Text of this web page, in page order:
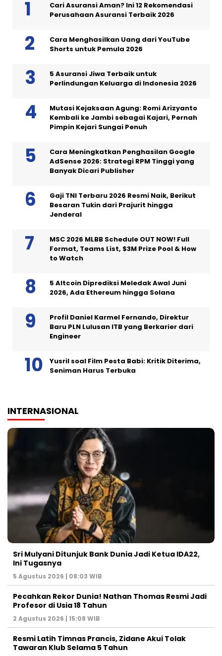
Cari Asuransi Aman? Ini 12 Rekomendasi
Perusahaan Asuransi Terbaik 2026
Cara Menghasilkan Uang dari YouTube
Shorts untuk Pemula 2026
5 Asuransi Jiwa Terbaik untuk
Perlindungan Keluarga di Indonesia 2026
Mutasi Kejaksaan Agung: Romi Arizyanto
Kembali ke Jambi sebagai Kajari, Pernah
Pimpin Kejari Sungai Penuh
Cara Meningkatkan Penghasilan Google
AdSense 2026: Strategi RPM Tinggi yang
Banyak Dicari Publisher
Gaji TNI Terbaru 2026 Resmi Naik, Berikut
Besaran Tukin dari Prajurit hingga
Jenderal
MSC 2026 MLBB Schedule OUT NOW! Full
Format, Teams List, $3M Prize Pool & How
to Watch
5 Altcoin Diprediksi Meledak Awal Juni
2026, Ada Ethereum hingga Solana
Profil Daniel Karmel Fernando, Direktur
Baru PLN Lulusan ITB yang Berkarier dari
Engineer
Yusril soal Film Pesta Babi: Kritik Diterima,
Seniman Harus Terbuka
INTERNASIONAL
Sri Mulyani Ditunjuk Bank Dunia Jadi Ketua IDA22,
Ini Tugasnya
5 Agustus 2026 | 08:03 WIB
Pecahkan Rekor Dunia! Nathan Thomas Resmi Jadi
Profesor di Usia 18 Tahun
2 Agustus 2026 | 15:08 WIB
Resmi Latih Timnas Prancis, Zidane Akui Tolak
Tawaran Klub Selama 5 Tahun